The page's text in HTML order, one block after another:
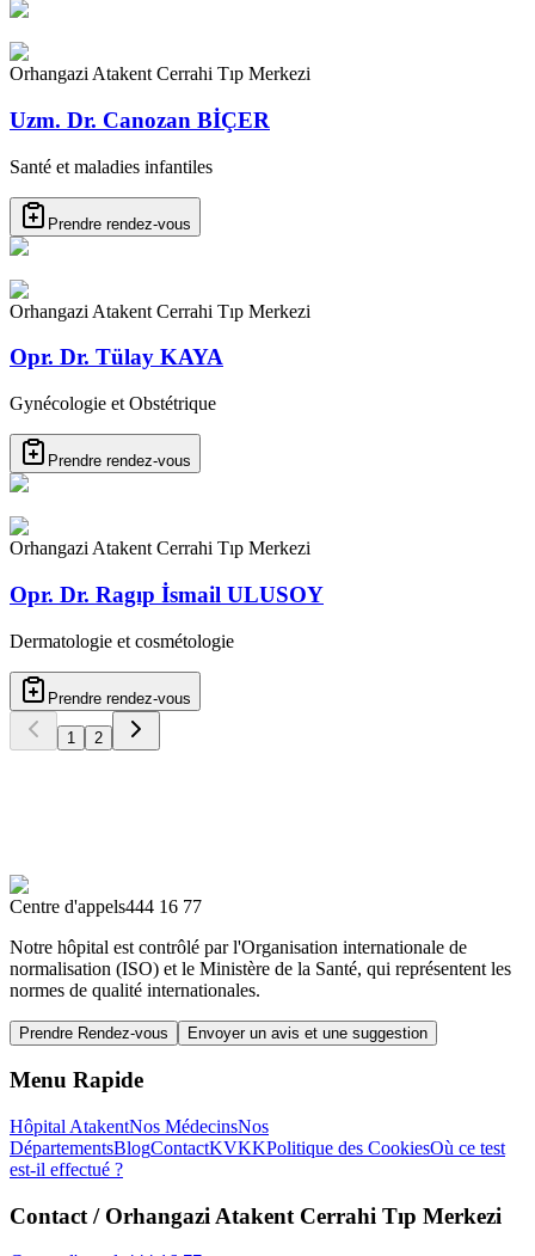
Orhangazi Atakent Cerrahi Tıp Merkezi
Uzm. Dr. Canozan BİÇER
Santé et maladies infantiles
Prendre rendez-vous
Orhangazi Atakent Cerrahi Tıp Merkezi
Opr. Dr. Tülay KAYA
Gynécologie et Obstétrique
Prendre rendez-vous
Orhangazi Atakent Cerrahi Tıp Merkezi
Opr. Dr. Ragıp İsmail ULUSOY
Dermatologie et cosmétologie
Prendre rendez-vous
1 2
Centre d'appels444 16 77
Notre hôpital est contrôlé par l'Organisation internationale de
normalisation (ISO) et le Ministère de la Santé, qui représentent les
normes de qualité internationales.
Prendre Rendez-vous Envoyer un avis et une suggestion
Menu Rapide
Hôpital AtakentNos MédecinsNos
DépartementsBlogContactKVKKPolitique des CookiesOù ce test
est-il effectué ?
Contact / Orhangazi Atakent Cerrahi Tıp Merkezi